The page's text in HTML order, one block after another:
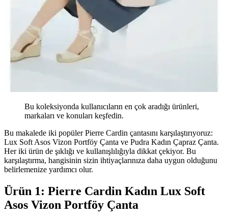
Bu koleksiyonda kullanıcıların en çok aradığı ürünleri,
markaları ve konuları keşfedin.
Bu makalede iki popüler Pierre Cardin çantasını karşılaştırıyoruz:
Lux Soft Asos Vizon Portföy Çanta ve Pudra Kadın Çapraz Çanta.
Her iki ürün de şıklığı ve kullanışlılığıyla dikkat çekiyor. Bu
karşılaştırma, hangisinin sizin ihtiyaçlarınıza daha uygun olduğunu
belirlemenize yardımcı olur.
Ürün 1: Pierre Cardin Kadın Lux Soft
Asos Vizon Portföy Çanta